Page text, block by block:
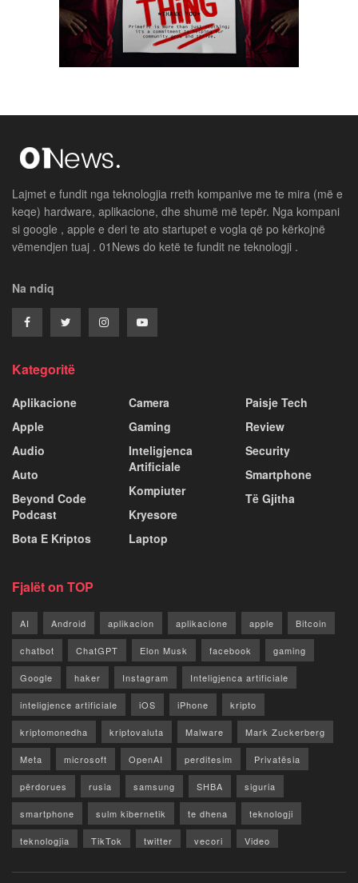
Lajmet e fundit nga teknologjia rreth kompanive me te mira (më e
keqe) hardware, aplikacione, dhe shumë më tepër. Nga kompani
si google , apple e deri te ato startupet e vogla që po kërkojnë
vëmendjen tuaj . 01News do ketë te fundit ne teknologji .
Na ndiq
Kategoritë
Aplikacione
Apple
Audio
Auto
Beyond Code
Podcast
Bota E Kriptos
Camera
Gaming
Inteligjenca
Artificiale
Kompiuter
Kryesore
Laptop
Paisje Tech
Review
Security
Smartphone
Të Gjitha
Fjalët on TOP
AI Android aplikacion aplikacione apple Bitcoin
chatbot ChatGPT Elon Musk facebook gaming
Google haker Instagram Inteligjenca artificiale
inteligjence artificiale iOS iPhone kripto
kriptomonedha kriptovaluta Malware Mark Zuckerberg
Meta microsoft OpenAI perditesim Privatësia
përdorues rusia samsung SHBA siguria
smartphone sulm kibernetik te dhena teknologji
teknologjia TikTok twitter vecori Video